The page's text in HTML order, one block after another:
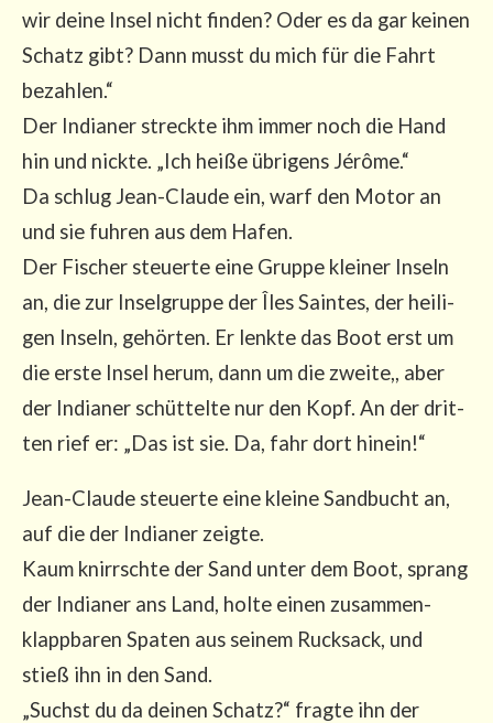
wir dei­ne Insel nicht fin­den? Oder es da gar kei­nen
Schatz gibt? Dann musst du mich für die Fahrt
bezah­len.“
Der India­ner streck­te ihm immer noch die Hand
hin und nick­te. „Ich hei­ße übri­gens Jérô­me.“
Da schlug Jean-Clau­de ein, warf den Motor an
und sie fuh­ren aus dem Hafen.
Der Fischer steu­er­te eine Grup­pe klei­ner Inseln
an, die zur Insel­grup­pe der Îles Sain­tes, der hei­li­
gen Inseln, gehör­ten. Er lenk­te das Boot erst um
die ers­te Insel her­um, dann um die zwei­te,, aber
der India­ner schüt­tel­te nur den Kopf. An der drit­
ten rief er: „Das ist sie. Da, fahr dort hinein!“
Jean-Clau­de steu­er­te eine klei­ne Sand­bucht an,
auf die der India­ner zeig­te.
Kaum knirrsch­te der Sand unter dem Boot, sprang
der India­ner ans Land, hol­te einen zusam­men­
klapp­ba­ren Spa­ten aus sei­nem Ruck­sack, und
stieß ihn in den Sand.
„Suchst du da dei­nen Schatz?“ frag­te ihn der